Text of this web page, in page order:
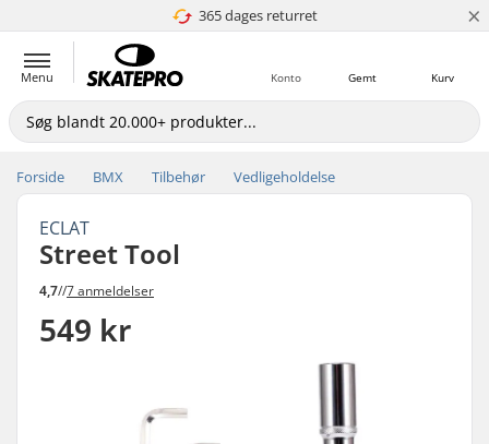
365 dages returret
4.8 ud af 5 ×
Menu Kurv
Gemt
Konto
Forside BMX Tilbehør Vedligeholdelse
ECLAT
Street Tool
4,7//7 anmeldelser
549 kr